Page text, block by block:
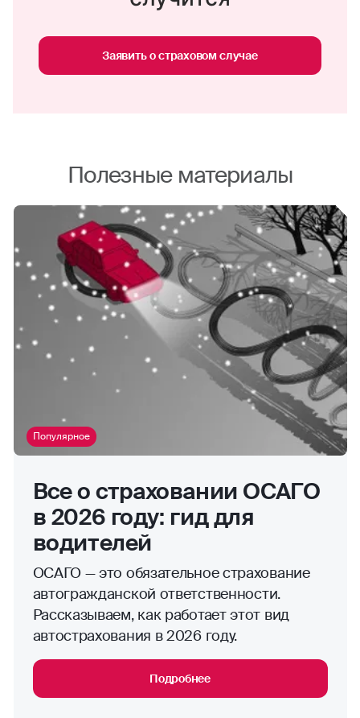
Заявить о страховом случае
Полезные материалы
Популярное
Все о страховании ОСАГО
в 2026 году: гид для
водителей
ОСАГО — это обязательное страхование
автогражданской ответственности.
Рассказываем, как работает этот вид
автострахования в 2026 году.
Подробнее